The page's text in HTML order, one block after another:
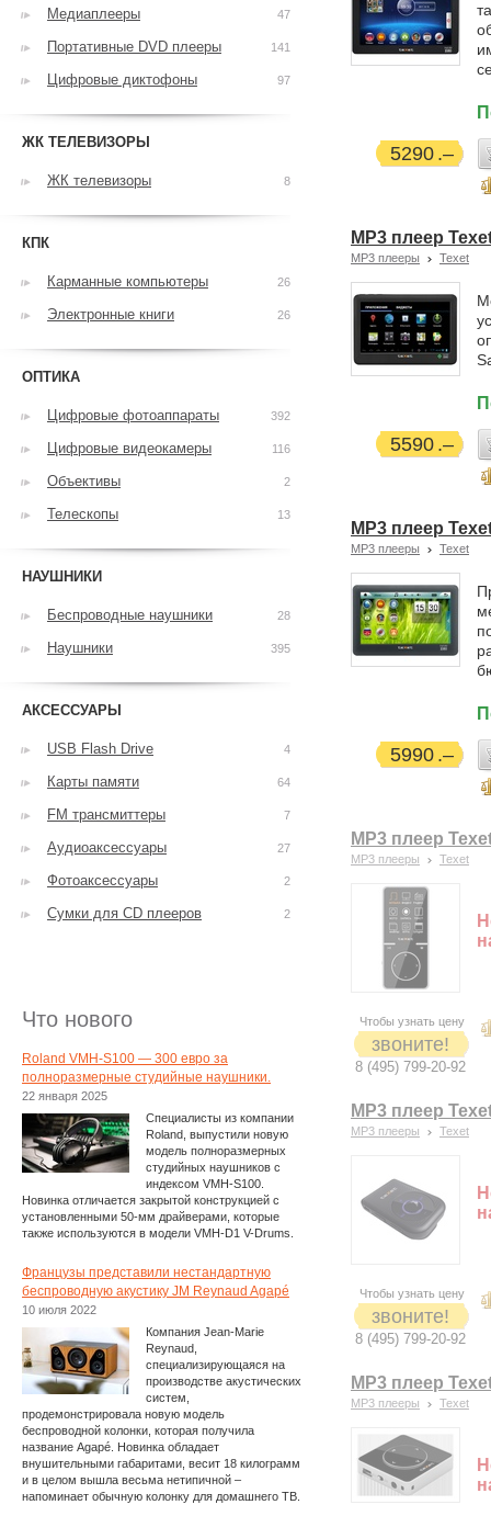
5290
MP3 плеер
MP3 плееры Texet
5590
MP3 плеер
MP3 плееры Texet
5990
MP3 плеер
MP3 плееры Texet
Чтобы узнать цену
звоните!
8 (495) 799-20-92
MP3 плеер
MP3 плееры Texet
Чтобы узнать цену
звоните!
8 (495) 799-20-92
MP3 плеер
MP3 плееры Texet
Медиаплееры 47
Портативные DVD плееры 141
Цифровые диктофоны 97
ЖК ТЕЛЕВИЗОРЫ
ЖК телевизоры 8
КПК
Карманные компьютеры 26
Электронные книги 26
ОПТИКА
Цифровые фотоаппараты 392
Цифровые видеокамеры 116
Объективы 2
Телескопы 13
НАУШНИКИ
Беспроводные наушники 28
Наушники 395
АКСЕССУАРЫ
USB Flash Drive 4
Карты памяти 64
FM трансмиттеры 7
Аудиоаксессуары 27
Фотоаксессуары 2
Сумки для CD плееров 2
Что нового
Roland VMH-S100 — 300 евро за
полноразмерные студийные наушники.
22 января 2025
Специалисты из компании
Roland, выпустили новую
модель полноразмерных
студийных наушников с
индексом VMH-S100.
Новинка отличается закрытой конструкцией с
установленными 50-мм драйверами, которые
также используются в модели VMH-D1 V-Drums.
Французы представили нестандартную
беспроводную акустику JM Reynaud Agapé
10 июля 2022
Компания Jean-Marie
Reynaud,
специализирующаяся на
производстве акустических
систем,
продемонстрировала новую модель
беспроводной колонки, которая получила
название Agapé. Новинка обладает
внушительными габаритами, весит 18 килограмм
и в целом вышла весьма нетипичной –
напоминает обычную колонку для домашнего ТВ.